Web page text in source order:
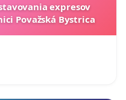
expresov
Považská Bystrica